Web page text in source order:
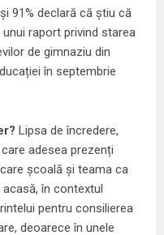
91% declară că știu că
raport privind starea
de gimnaziu din
în septembrie
Lipsa de încredere,
adesea prezenți
școală și teama ca
în contextul
pentru consilierea
deoarece în unele